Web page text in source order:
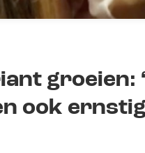
groeien:
ook